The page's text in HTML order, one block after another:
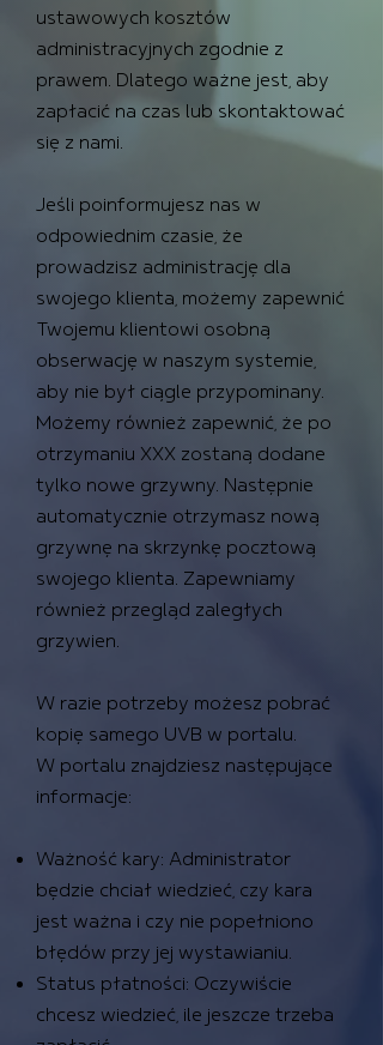
ustawowych kosztów
administracyjnych zgodnie z
prawem. Dlatego ważne jest, aby
zapłacić na czas lub skontaktować
się z nami.
Jeśli poinformujesz nas w
odpowiednim czasie, że
prowadzisz administrację dla
swojego klienta, możemy zapewnić
Twojemu klientowi osobną
obserwację w naszym systemie,
aby nie był ciągle przypominany.
Możemy również zapewnić, że po
otrzymaniu XXX zostaną dodane
tylko nowe grzywny. Następnie
automatycznie otrzymasz nową
grzywnę na skrzynkę pocztową
swojego klienta. Zapewniamy
również przegląd zaległych
grzywien.
W razie potrzeby możesz pobrać
kopię samego UVB w portalu.
W portalu znajdziesz następujące
informacje:
Ważność kary: Administrator
będzie chciał wiedzieć, czy kara
jest ważna i czy nie popełniono
błędów przy jej wystawianiu.
Status płatności: Oczywiście
chcesz wiedzieć, ile jeszcze trzeba